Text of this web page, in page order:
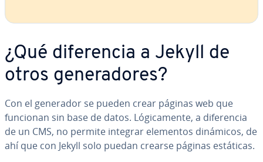
¿Qué di­fe­re­n­cia a Jekyll de
otros ge­ne­ra­do­res?
Con el generador se pueden crear páginas web que
funcionan sin base de datos. Ló­gi­ca­me­n­te, a di­fe­re­n­cia
de un CMS, no permite integrar elementos dinámicos, de
ahí que con Jekyll solo puedan crearse páginas estáticas.